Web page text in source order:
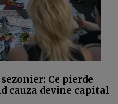
Ce pierde
cauza devine capital